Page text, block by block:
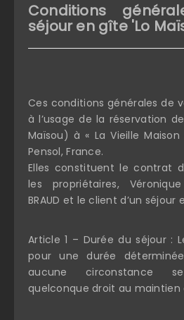
Conditions
séjour en gîte 'Lo
Ces conditions générales de
à l’usage de la réservation
Maïsou) à « La Vieille
Pensol, France.
Elles constituent le contrat
les propriétaires,
BRAUD et le client d’un séjour
Article 1 – Durée du séjour :
pour une durée
aucune circonstance
quelconque droit au maintien